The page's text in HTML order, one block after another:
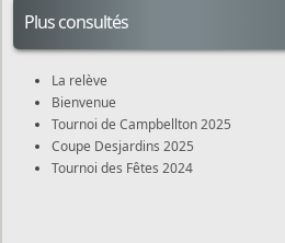
Plus consultés
La relève
Bienvenue
Tournoi de Campbellton 2025
Coupe Desjardins 2025
Tournoi des Fêtes 2024